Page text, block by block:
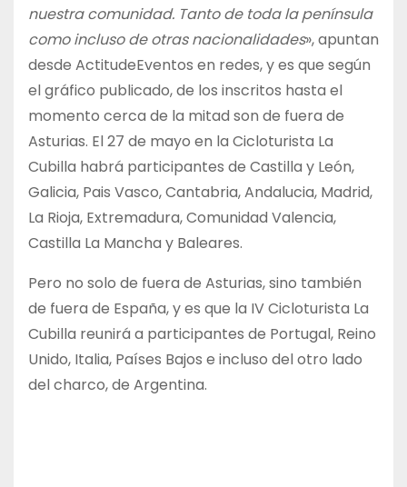
nuestra comunidad. Tanto de toda la península
como incluso de otras nacionalidades⁣», apuntan
desde ActitudeEventos en redes, y es que según
el gráfico publicado, de los inscritos hasta el
momento cerca de la mitad son de fuera de
Asturias. El 27 de mayo en la Cicloturista La
Cubilla habrá participantes de Castilla y León,
Galicia, Pais Vasco, Cantabria, Andalucia, Madrid,
La Rioja, Extremadura, Comunidad Valencia,
Castilla La Mancha y Baleares.
Pero no solo de fuera de Asturias, sino también
de fuera de España, y es que la IV Cicloturista La
Cubilla reunirá a participantes de Portugal, Reino
Unido, Italia, Países Bajos e incluso del otro lado
del charco, de Argentina.